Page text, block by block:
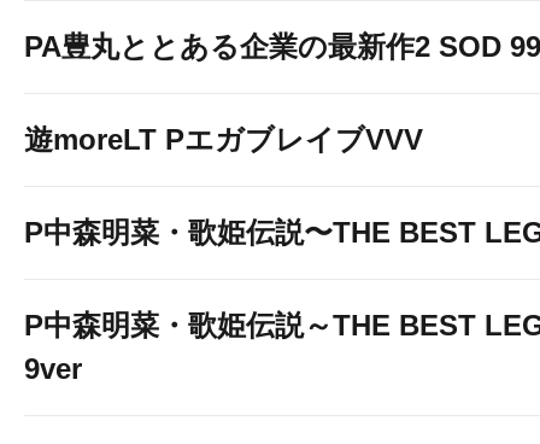
PA豊丸ととある企業の最新作2 SOD
遊moreLT PエガブレイブVVV
P中森明菜・歌姫伝説〜THE BEST
P中森明菜・歌姫伝説～THE BEST
9ver